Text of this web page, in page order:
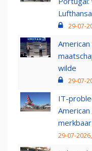
29-07-
wilde
29-07-
IT-
29-07-